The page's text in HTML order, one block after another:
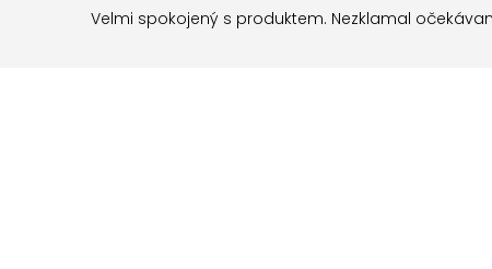
Velmi spokojený s produktem. Nezklamal